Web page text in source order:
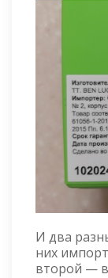
И два
них
второй —